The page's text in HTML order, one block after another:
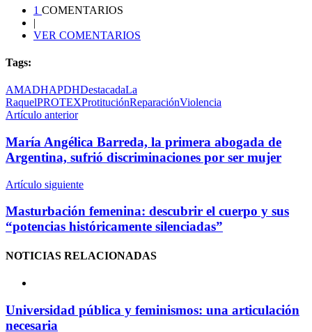
1 COMENTARIOS
|
VER COMENTARIOS
Tags:
AMADHAPDHDestacadaLa
RaquelPROTEXProtituciónReparaciónViolencia
Artículo anterior
María Angélica Barreda, la primera abogada de
Argentina, sufrió discriminaciones por ser mujer
Artículo siguiente
Masturbación femenina: descubrir el cuerpo y sus
“potencias históricamente silenciadas”
NOTICIAS RELACIONADAS
Universidad pública y feminismos: una articulación
necesaria